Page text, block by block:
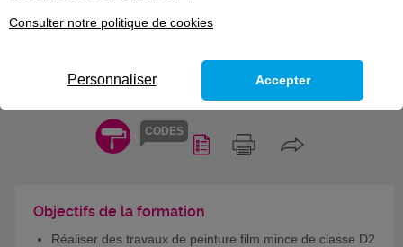
CODES
COMPÉTENCES DU TITRE
PROFESSIONNEL PEINTRE
FAÇADIER ITÉISTE
Objectifs de la formation
Réaliser des travaux de peinture film mince de classe D2
Consulter notre politique de cookies
Personnaliser Accepter